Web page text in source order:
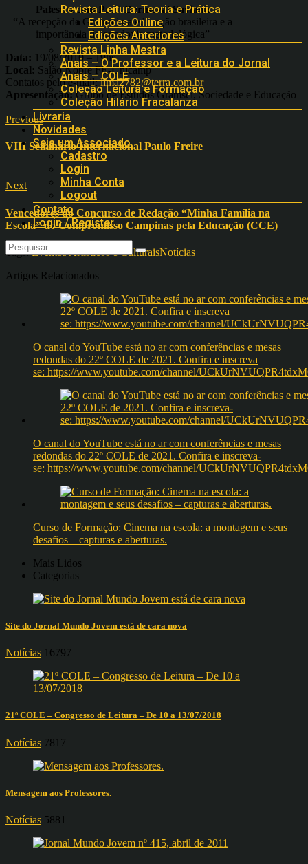
Revista Leitura: Teoria e Prática
Edições Online
Edições Anteriores
Revista Linha Mestra
Anais – O Professor e a Leitura do Jornal
Anais – COLE
Coleção Leitura e Formação
Coleção Hilário Fracalanza
Livraria
Novidades
Seja um Associado
Cadastro
Login
Minha Conta
Logout
Contato
Login / Register
Palestra com Prof. Dermeval Saviani:
“A recepção de Gramsci na educação brasileira e a
importância da ortodoxia metodológica”
Data: 19/08/2010 – 19hs
Local: Salão Nobre FE-Unicamp
Contatos pelo e-mail:lima2782@terra.com.br
Apresentação:Grupo de Estudos Gramsci, Sociedade e Educação
Previous
VIII Seminário Internacional Paulo Freire
Next
Vencedores do Concurso de Redação “Minha Família na
Escola” do Compromisso Campinas pela Educação (CCE)
Tags:Eventos Artísticos e CulturaisNotícias
Artigos Relacionados
O canal do YouTube está no ar com conferências e mesas
redondas do 22º COLE de 2021. Confira e inscreva
se: https://www.youtube.com/channel/
O canal do YouTube está no ar com conferências e mesas
redondas do 22º COLE de 2021. Confira e inscreva-
se: https://www.youtube.com/channel/
Curso de Formação: Cinema na escola: a montagem e seus
desafios – capturas e aberturas.
Mais Lidos
Categorias
Site do Jornal Mundo Jovem está de cara nova
Notícias 16797
21º COLE – Congresso de Leitura – De 10 a 13/07/2018
Notícias 7817
Mensagem aos Professores.
Notícias 5881